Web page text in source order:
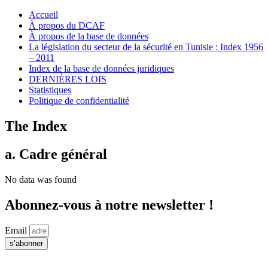
Accueil
À propos du DCAF
À propos de la base de données
La législation du secteur de la sécurité en Tunisie : Index 1956
– 2011
Index de la base de données juridiques
DERNIÈRES LOIS
Statistiques
Politique de confidentialité
The Index
a. Cadre général
No data was found
Abonnez-vous à notre newsletter !
Email
s’abonner